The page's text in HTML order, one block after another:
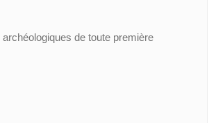
de toute première